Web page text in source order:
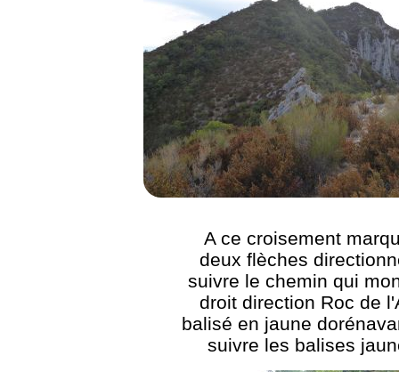
A ce croisement
deux flèches
suivre le chemin qui
droit direction Roc de
balisé en jaune
suivre les balises